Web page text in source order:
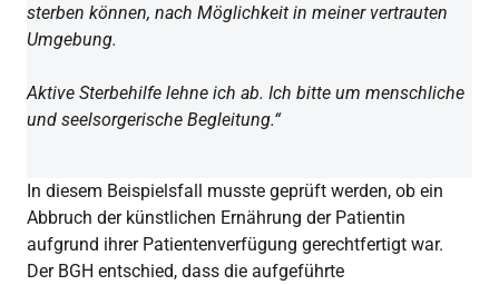
sterben können, nach Möglichkeit in meiner vertrauten
Umgebung.
Aktive Sterbehilfe lehne ich ab. Ich bitte um menschliche
und seelsorgerische Begleitung.“
In diesem Beispielsfall musste geprüft werden, ob ein
Abbruch der künstlichen Ernährung der Patientin
aufgrund ihrer Patientenverfügung gerechtfertigt war.
Der BGH entschied, dass die aufgeführte